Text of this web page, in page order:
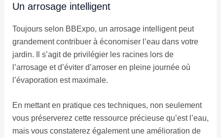
Un arrosage intelligent
Toujours selon BBExpo, un arrosage intelligent peut
grandement contribuer à économiser l’eau dans votre
jardin. Il s’agit de privilégier les racines lors de
l’arrosage et d’éviter d’arroser en pleine journée où
l’évaporation est maximale.
En mettant en pratique ces techniques, non seulement
vous préserverez cette ressource précieuse qu’est l’eau,
mais vous constaterez également une amélioration de